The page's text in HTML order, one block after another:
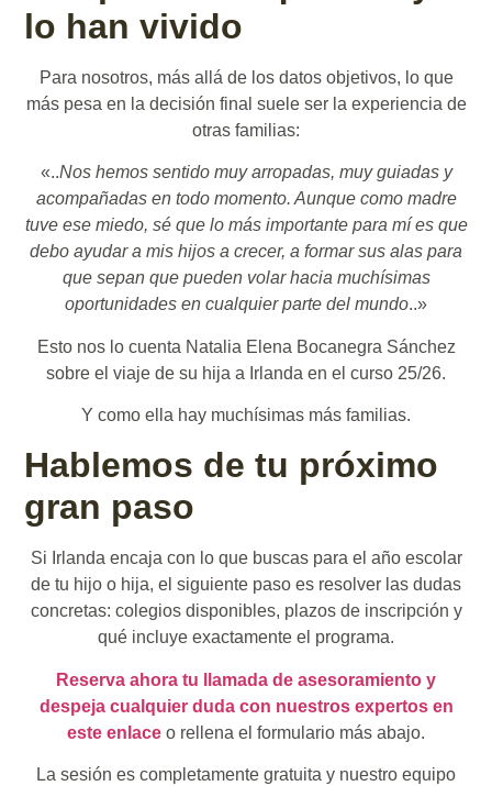
lo han vivido
Para nosotros, más allá de los datos objetivos, lo que
más pesa en la decisión final suele ser la experiencia de
otras familias:
«..Nos hemos sentido muy arropadas, muy guiadas y
acompañadas en todo momento. Aunque como madre
tuve ese miedo, sé que lo más importante para mí es que
debo ayudar a mis hijos a crecer, a formar sus alas para
que sepan que pueden volar hacia muchísimas
oportunidades en cualquier parte del mundo..»
Esto nos lo cuenta Natalia Elena Bocanegra Sánchez
sobre el viaje de su hija a Irlanda en el curso 25/26.
Y como ella hay muchísimas más familias.
Hablemos de tu próximo
gran paso
Si Irlanda encaja con lo que buscas para el año escolar
de tu hijo o hija, el siguiente paso es resolver las dudas
concretas: colegios disponibles, plazos de inscripción y
qué incluye exactamente el programa.
Reserva ahora tu llamada de asesoramiento y
despeja cualquier duda con nuestros expertos en
este enlace o rellena el formulario más abajo.
La sesión es completamente gratuita y nuestro equipo